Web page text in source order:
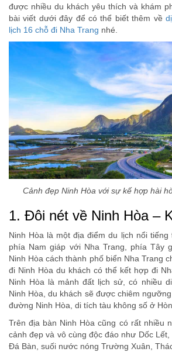
được nhiều du khách yêu thích và khám
bài viết dưới đây để có thể biết thêm về
lịch 16 chỗ đi Nha Trang nhé.
Cảnh đẹp Ninh Hòa với sự kế hợp hài
1. Đôi nét về Ninh Hòa –
Ninh Hòa là một địa điểm du lịch nổi tiếng
phía Nam giáp với Nha Trang, phía Tây
Ninh Hòa cách thành phố biển Nha Trang
đi Ninh Hòa du khách có thể kết hợp đi
Ninh Hòa là mảnh đất lịch sử, có nhiều
Ninh Hòa, du khách sẽ được chiêm
đường Ninh Hòa, di tích tàu không số ở
Trên địa bàn Ninh Hòa cũng có rất nhiều
cảnh đẹp và vô cùng độc đáo như Dốc
Đá Bàn, suối nước nóng Trường Xuân,